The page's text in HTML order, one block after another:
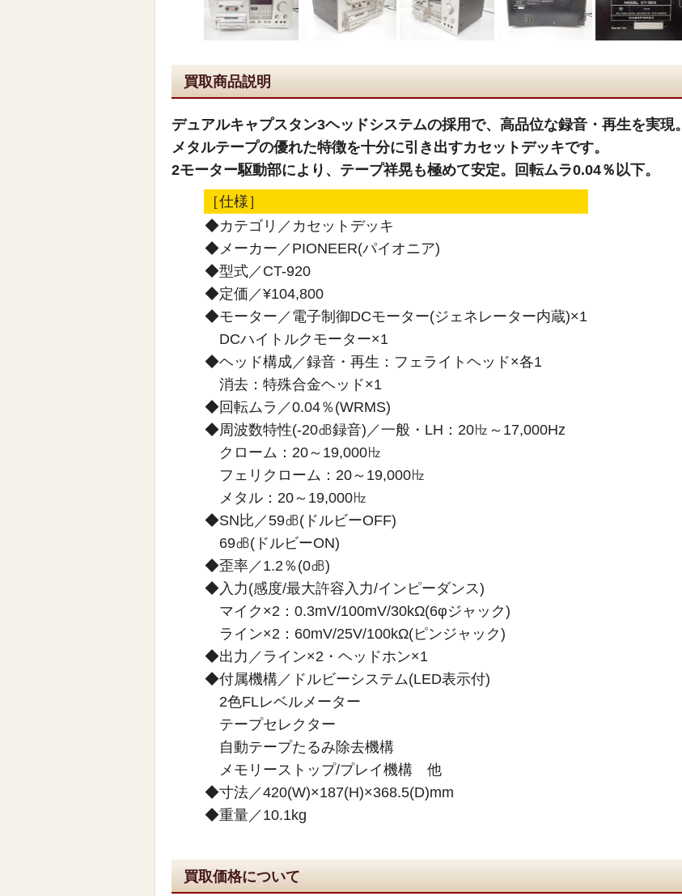
買取商品説明
デュアルキャプスタン3ヘッドシステムの採用で、高品位な録音・再生を実現。
メタルテープの優れた特徴を十分に引き出すカセットデッキです。
2モーター駆動部により、テープ祥晃も極めて安定。回転ムラ0.04％以下。
［仕様］
◆カテゴリ／カセットデッキ
◆メーカー／PIONEER(パイオニア)
◆型式／CT-920
◆定価／¥104,800
◆モーター／電子制御DCモーター(ジェネレーター内蔵)×1
DCハイトルクモーター×1
◆ヘッド構成／録音・再生：フェライトヘッド×各1
消去：特殊合金ヘッド×1
◆回転ムラ／0.04％(WRMS)
◆周波数特性(-20㏈録音)／一般・LH：20㎐～17,000Hz
クローム：20～19,000㎐
フェリクローム：20～19,000㎐
メタル：20～19,000㎐
◆SN比／59㏈(ドルビーOFF)
69㏈(ドルビーON)
◆歪率／1.2％(0㏈)
◆入力(感度/最大許容入力/インピーダンス)
マイク×2：0.3mV/100mV/30kΩ(6φジャック)
ライン×2：60mV/25V/100kΩ(ピンジャック)
◆出力／ライン×2・ヘッドホン×1
◆付属機構／ドルビーシステム(LED表示付)
2色FLレベルメーター
テープセレクター
自動テープたるみ除去機構
メモリーストップ/プレイ機構 他
◆寸法／420(W)×187(H)×368.5(D)mm
◆重量／10.1kg
買取価格について